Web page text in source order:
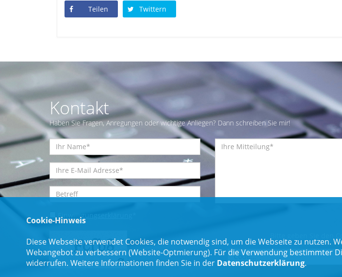
Teilen Twittern
Kontakt
Haben Sie Fragen, Anregungen oder wichtige Anliegen? Dann schreiben Sie mir!
Einwilligungserklärung
Cookie-Hinweis
Diese Webseite verwendet Cookies, die notwendig sind, um die Webseite zu nutzen.
Webangebot zu verbessern (Website-Optmierung). Für die Verwendung bestimmter
widerrufen. Weitere Informationen finden Sie in der Datenschutzerklärung.